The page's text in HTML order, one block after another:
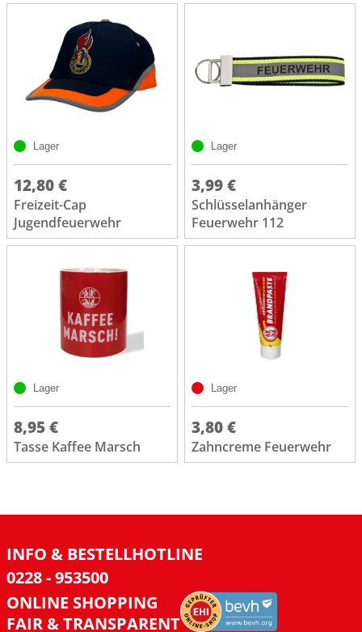
Lager
12,80 €
Freizeit-Cap
Jugendfeuerwehr
Lager
3,99 €
Schlüsselanhänger
Feuerwehr 112
Lager
8,95 €
Tasse Kaffee Marsch
Lager
3,80 €
Zahncreme Feuerwehr
INFO & BESTELLHOTLINE
0228 - 953500
ONLINE SHOPPING
FAIR & TRANSPARENT